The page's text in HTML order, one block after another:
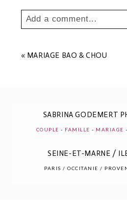
Add a comment...
Les champs marqués
POST COMMENT
« MARIAGE BAO & CHOU
SABRINA GODEMERT
COUPLE - FAMILLE - MARIAGE
SEINE-ET-MARNE /
PARIS / OCCITANIE /